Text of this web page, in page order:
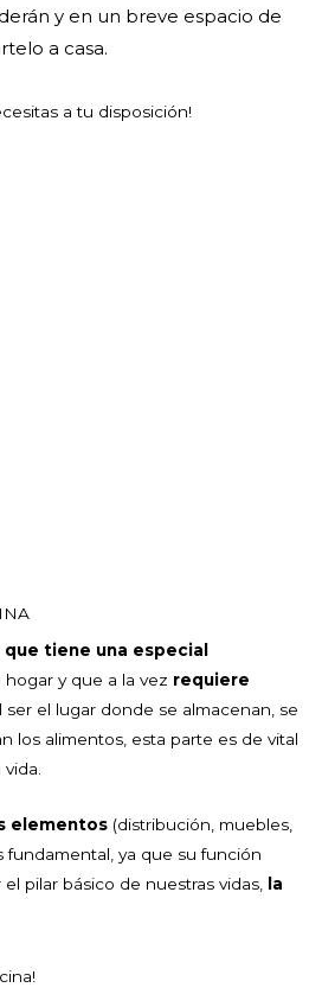
y en un breve espacio de
a casa.
a tu disposición!
tiene una especial
y que a la vez requiere
ser el lugar donde se almacenan, se
los alimentos, esta parte es de vital
elementos (distribución, muebles,
fundamental, ya que su función
pilar básico de nuestras vidas, la